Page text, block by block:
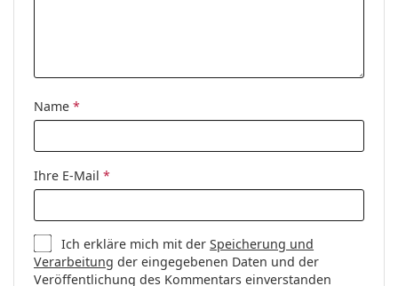
Code:
0BE2172 3001 52
Name *
Ihre E-Mail *
Ich erkläre mich mit derSpeicherung und
Verarbeitung der eingegebenen Daten und der
Veröffentlichung des Kommentars einverstanden